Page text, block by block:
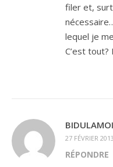
filer et,
lequel je
C’est tout?
BIDULAMOI
27 FÉVRIER
RÉPONDRE